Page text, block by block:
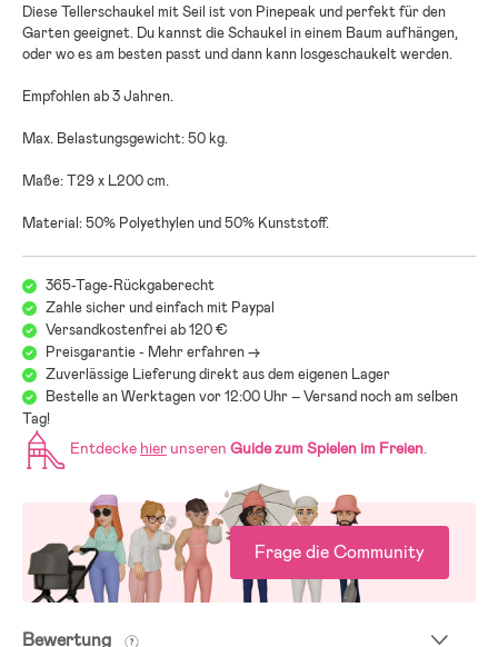
Diese Tellerschaukel mit Seil ist von Pinepeak und perfekt für den
Garten geeignet. Du kannst die Schaukel in einem Baum aufhängen,
oder wo es am besten passt und dann kann losgeschaukelt werden.
Empfohlen ab 3 Jahren.
Max. Belastungsgewicht: 50 kg.
Maße: T29 x L200 cm.
Material: 50% Polyethylen und 50% Kunststoff.
365-Tage-Rückgaberecht
Zahle sicher und einfach mit Paypal
Versandkostenfrei ab 120 €
Preisgarantie - Mehr erfahren ->
Zuverlässige Lieferung direkt aus dem eigenen Lager
Bestelle an Werktagen vor 12:00 Uhr – Versand noch am selben
Tag!
Entdecke hier unseren Guide zum Spielen im Freien.
Frage die Community
Bewertung